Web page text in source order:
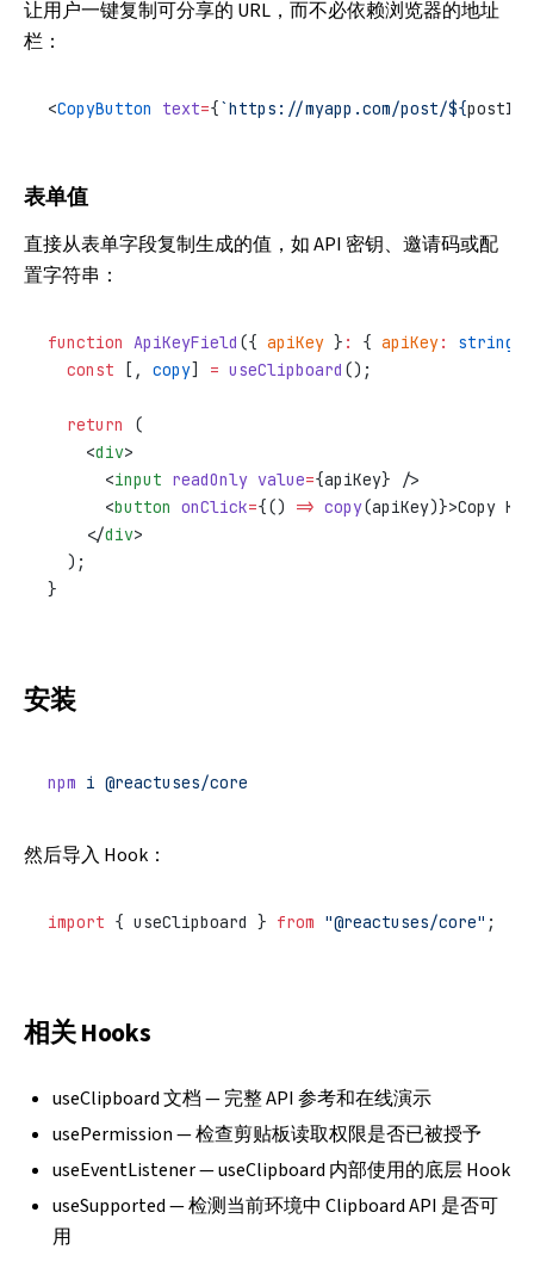
让用户一键复制可分享的 URL，而不必依赖浏览器的地址
栏：
<CopyButton text={`https://myapp.com/post/${postId
表单值
直接从表单字段复制生成的值，如 API 密钥、邀请码或配
置字符串：
function ApiKeyField ({ apiKey } : { apiKey: string
  const
[, copy] = useClipboard ();
  return
(
    <
div>
      <
input readOnly value={apiKey} />
      <
button onClick={() => copy(apiKey)}>Copy
    </
div>
  );
}
安装
npm i @reactuses/core
然后导入 Hook：
import { useClipboard } from "@reactuses/core" ;
相关 Hooks
useClipboard 文档— 完整 API 参考和在线演示
usePermission— 检查剪贴板读取权限是否已被授予
useEventListener— useClipboard 内部使用的底层 Hook
useSupported— 检测当前环境中 Clipboard API 是否可
用